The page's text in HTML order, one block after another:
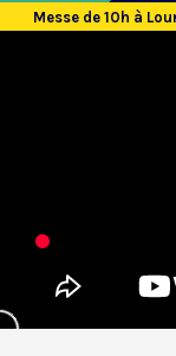
Messe de 10h à